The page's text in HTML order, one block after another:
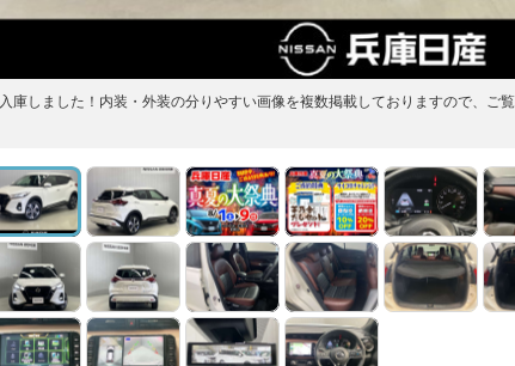
入庫しました！内装・外装の分りやすい画像を複数掲載しておりますので、ご